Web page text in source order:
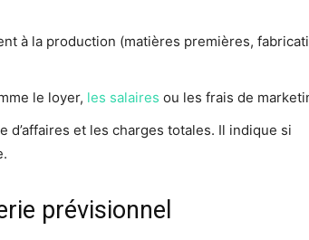
à la production (matières premières,
le loyer, les salaires ou les frais de
et les charges totales. Il indique si
prévisionnel